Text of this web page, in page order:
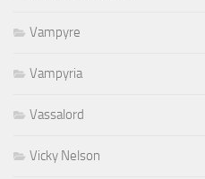
Vampyre
Vampyria
Vassalord
Vicky Nelson